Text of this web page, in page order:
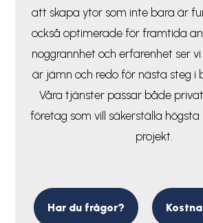
att skapa ytor som inte bara är
också optimerade för framtida
noggrannhet och erfarenhet ser
är jämn och redo för nästa steg i
Våra tjänster passar både
företag som vill säkerställa
projekt.
Har du frågor?